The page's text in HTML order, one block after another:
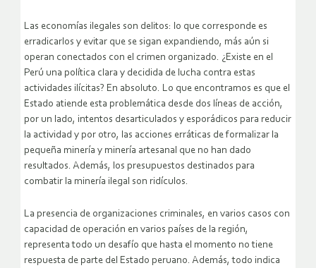
Las economías ilegales son delitos: lo que corresponde es
erradicarlos y evitar que se sigan expandiendo, más aún si
operan conectados con el crimen organizado. ¿Existe en el
Perú una política clara y decidida de lucha contra estas
actividades ilícitas? En absoluto. Lo que encontramos es que el
Estado atiende esta problemática desde dos líneas de acción,
por un lado, intentos desarticulados y esporádicos para reducir
la actividad y por otro, las acciones erráticas de formalizar la
pequeña minería y minería artesanal que no han dado
resultados. Además, los presupuestos destinados para
combatir la minería ilegal son ridículos.
La presencia de organizaciones criminales, en varios casos con
capacidad de operación en varios países de la región,
representa todo un desafío que hasta el momento no tiene
respuesta de parte del Estado peruano. Además, todo indica